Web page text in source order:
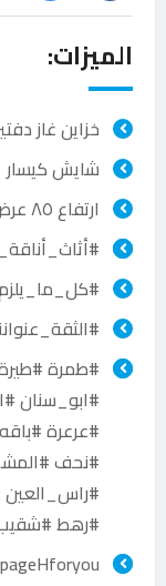
الميزات:
خزاين غاز
شايش كيسار
ارتفاع ٨٥ عرض ٩٢ عمق ٥٥ سم
#طمرة
#ابو_سنان
#عرعرة
#نحف
#راس_العين
#رهط